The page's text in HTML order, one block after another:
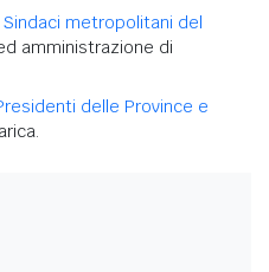
metropolitani del
amministrazione di
delle Province e